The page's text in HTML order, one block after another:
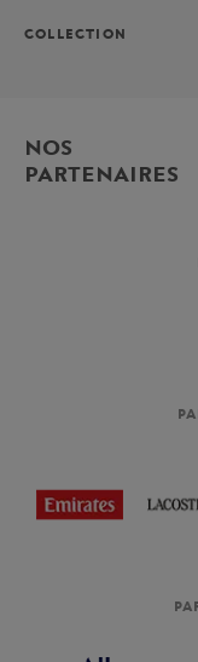
COLLECTION
NOS
PARTENAIRES